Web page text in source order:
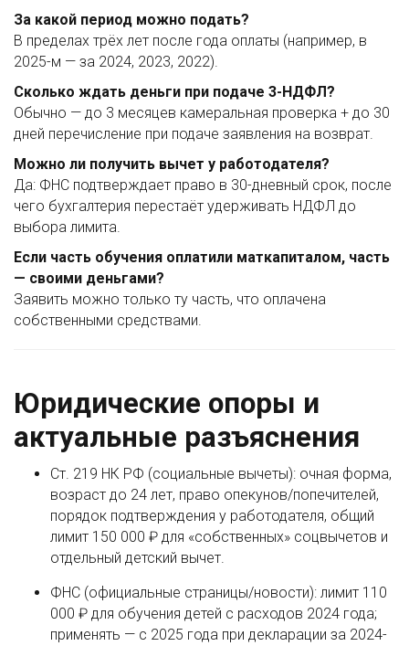
За какой период можно подать?
В пределах трёх лет после года оплаты (например, в
2025-м — за 2024, 2023, 2022).
Сколько ждать деньги при подаче 3-НДФЛ?
Обычно — до 3 месяцев камеральная проверка + до 30
дней перечисление при подаче заявления на возврат.
Можно ли получить вычет у работодателя?
Да: ФНС подтверждает право в 30-дневный срок, после
чего бухгалтерия перестаёт удерживать НДФЛ до
выбора лимита.
Если часть обучения оплатили маткапиталом, часть
— своими деньгами?
Заявить можно только ту часть, что оплачена
собственными средствами.
Юридические опоры и
актуальные разъяснения
Ст. 219 НК РФ (социальные вычеты): очная форма,
возраст до 24 лет, право опекунов/попечителей,
порядок подтверждения у работодателя, общий
лимит 150 000 ₽ для «собственных» соцвычетов и
отдельный детский вычет.
ФНС (официальные страницы/новости): лимит 110
000 ₽ для обучения детей с расходов 2024 года;
применять — с 2025 года при декларации за 2024-